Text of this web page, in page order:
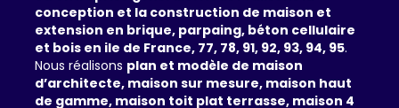
conception et la construction de maison et
extension en brique, parpaing, béton cellulaire
et bois en ile de France, 77, 78, 91, 92, 93, 94, 95.
Nous réalisons plan et modèle de maison
d’architecte, maison sur mesure, maison haut
de gamme, maison toit plat terrasse, maison 4